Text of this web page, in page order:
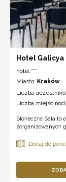
Hotel Galicya
hotel ***
Miasto: Kraków
Liczba
Liczba miejsc
Słoneczna Sala to
zorganizowanych